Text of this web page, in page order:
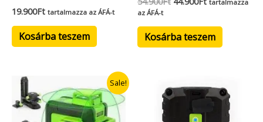
19.900Ft tartalmazza az ÁFÁ-t
Kosárba teszem
tartalmazza
az ÁFÁ-t
Kosárba teszem
Sale!
price
was:
79.000Ft.
Current
price
is:
69.900Ft.